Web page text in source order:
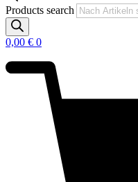
Products search
0,00 € 0